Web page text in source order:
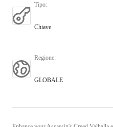
Tipo:
Chiave
Regione:
GLOBALE